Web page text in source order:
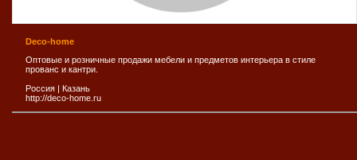
Deco-home
Оптовые и розничные продажи мебели и предметов интерьера в стиле
прованс и кантри.
Россия | Казань
http://deco-home.ru